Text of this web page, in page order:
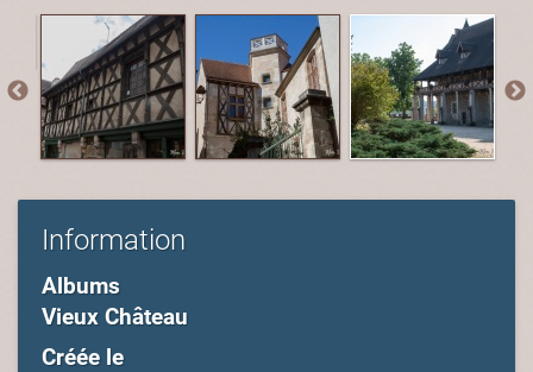
Information
Albums
Vieux Château
Créée le